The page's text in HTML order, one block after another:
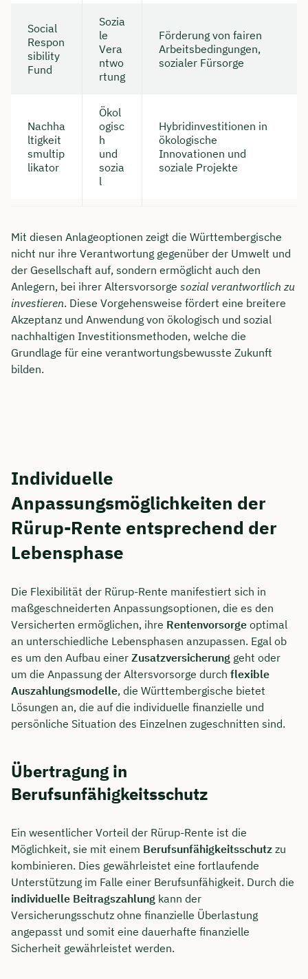
Social
Respon
sibility
Fund
Sozia
le
Vera
ntwo
rtung
Förderung von fairen
Arbeitsbedingungen,
sozialer Fürsorge
Nachha
ltigkeit
smultip
likator
Ökol
ogisc
h
und
sozia
l
Hybridinvestitionen in
ökologische
Innovationen und
soziale Projekte
Mit diesen Anlageoptionen zeigt die Württembergische
nicht nur ihre Verantwortung gegenüber der Umwelt und
der Gesellschaft auf, sondern ermöglicht auch den
Anlegern, bei ihrer Altersvorsorge sozial verantwortlich zu
investieren. Diese Vorgehensweise fördert eine breitere
Akzeptanz und Anwendung von ökologisch und sozial
nachhaltigen Investitionsmethoden, welche die
Grundlage für eine verantwortungsbewusste Zukunft
bilden.
Individuelle
Anpassungsmöglichkeiten der
Rürup-Rente entsprechend der
Lebensphase
Die Flexibilität der Rürup-Rente manifestiert sich in
maßgeschneiderten Anpassungsoptionen, die es den
Versicherten ermöglichen, ihre Rentenvorsorge optimal
an unterschiedliche Lebensphasen anzupassen. Egal ob
es um den Aufbau einer Zusatzversicherung geht oder
um die Anpassung der Altersvorsorge durch flexible
Auszahlungsmodelle, die Württembergische bietet
Lösungen an, die auf die individuelle finanzielle und
persönliche Situation des Einzelnen zugeschnitten sind.
Übertragung in
Berufsunfähigkeitsschutz
Ein wesentlicher Vorteil der Rürup-Rente ist die
Möglichkeit, sie mit einem Berufsunfähigkeitsschutz zu
kombinieren. Dies gewährleistet eine fortlaufende
Unterstützung im Falle einer Berufsunfähigkeit. Durch die
individuelle Beitragszahlung kann der
Versicherungsschutz ohne finanzielle Überlastung
angepasst und somit eine dauerhafte finanzielle
Sicherheit gewährleistet werden.